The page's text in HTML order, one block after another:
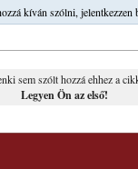
kíván szólni, jelentkezzen
sem szólt hozzá ehhez a
Legyen Ön az első!